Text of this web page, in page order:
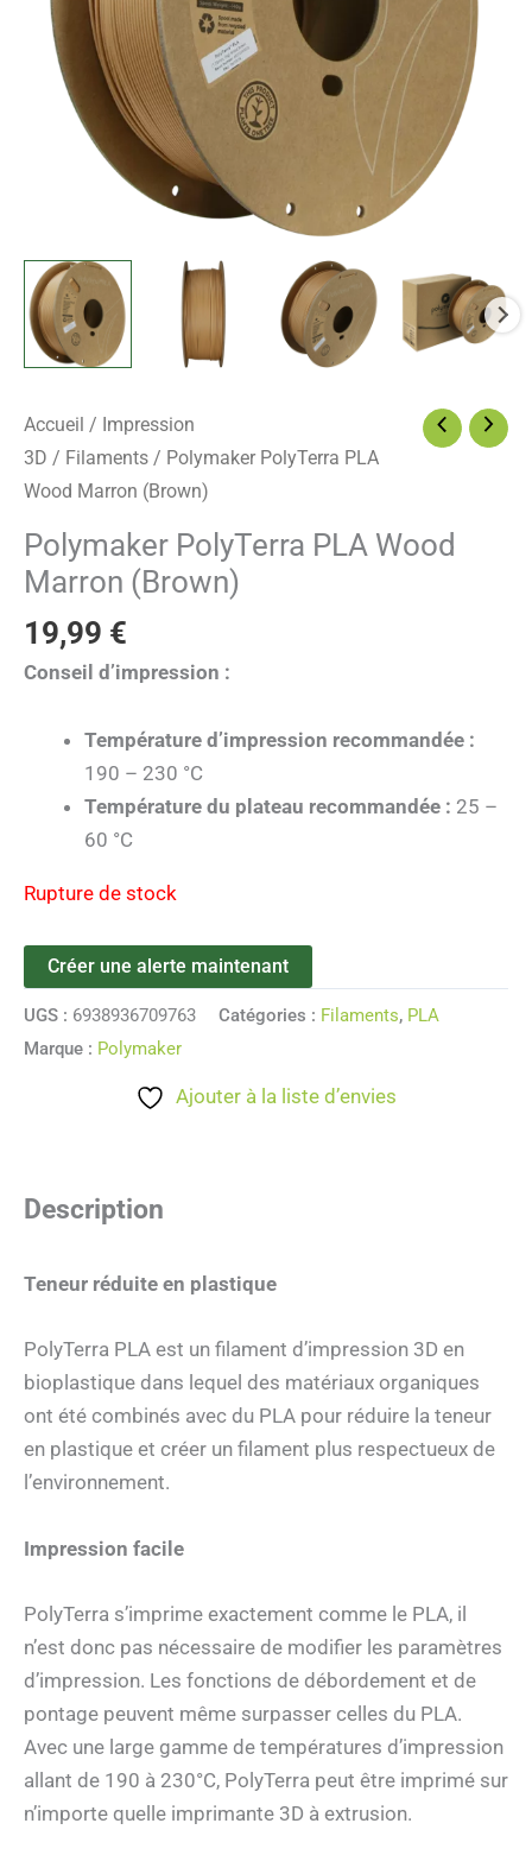
Accueil / Impression
3D / Filaments / Polymaker PolyTerra PLA
Wood Marron (Brown)
Polymaker PolyTerra PLA Wood
Marron (Brown)
19,99 €
Conseil d’impression :
Température d’impression recommandée :
190 – 230 °C
Température du plateau recommandée : 25 –
60 °C
Rupture de stock
Créer une alerte maintenant
UGS : 6938936709763 Catégories : Filaments, PLA
Marque : Polymaker
Ajouter à la liste d’envies
Description
Teneur réduite en plastique
PolyTerra PLA est un filament d’impression 3D en
bioplastique dans lequel des matériaux organiques
ont été combinés avec du PLA pour réduire la teneur
en plastique et créer un filament plus respectueux de
l’environnement.
Impression facile
PolyTerra s’imprime exactement comme le PLA, il
n’est donc pas nécessaire de modifier les paramètres
d’impression. Les fonctions de débordement et de
pontage peuvent même surpasser celles du PLA.
Avec une large gamme de températures d’impression
allant de 190 à 230°C, PolyTerra peut être imprimé sur
n’importe quelle imprimante 3D à extrusion.